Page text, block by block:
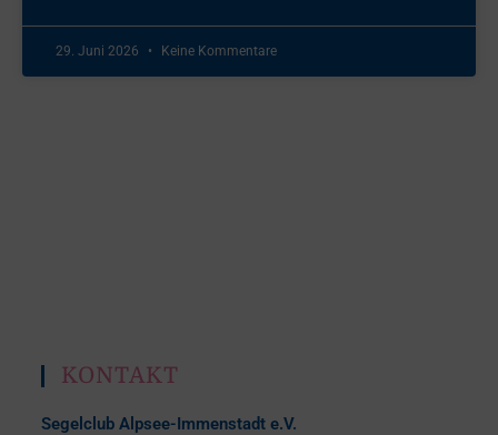
29. Juni 2026 Keine Kommentare
KONTAKT
Segelclub Alpsee-Immenstadt e.V.